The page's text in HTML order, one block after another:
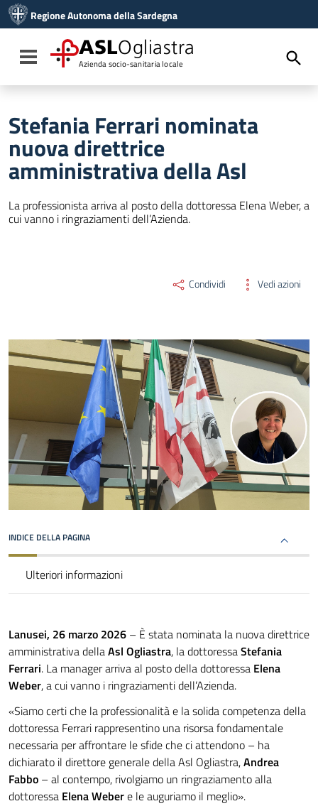
Vai al menu di navigazione
Vai al footer
Regione Autonoma della Sardegna
Toggle navigation
ASLOgliastra
Azienda socio-sanitaria locale
Stefania Ferrari nominata
nuova direttrice
amministrativa della Asl
La professionista arriva al posto della dottoressa Elena Weber, a
cui vanno i ringraziamenti dell’Azienda.
Condividi Vedi azioni
INDICE DELLA PAGINA
Ulteriori informazioni
Lanusei, 26 marzo 2026 – È stata nominata la nuova direttrice
amministrativa dellaAsl Ogliastra, la dottoressaStefania
Ferrari. La manager arriva al posto della dottoressa Elena
Weber, a cui vanno i ringraziamenti dell’Azienda.
«Siamo certi che la professionalità e la solida competenza della
dottoressa Ferrari rappresentino una risorsa fondamentale
necessaria per affrontare le sfide che ci attendono – ha
dichiarato il direttore generale della Asl Ogliastra,Andrea
Fabbo – al contempo, rivolgiamo un ringraziamento alla
dottoressa Elena Webere le auguriamo il meglio».